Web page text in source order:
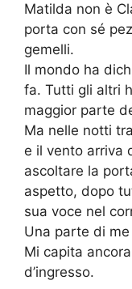
Matilda non è
porta con sé
gemelli.
Il mondo ha
fa. Tutti gli altri
maggior parte
Ma nelle notti
e il vento arriva
ascoltare la
aspetto, dopo
sua voce nel
Una parte di
Mi capita
d’ingresso.